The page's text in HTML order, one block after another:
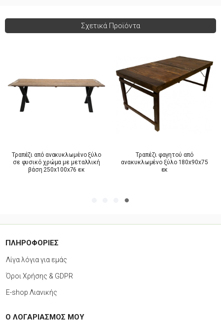
Σχετικά Προϊόντα
Τραπέζι από ανακυκλωμένο ξύλο
σε φυσικό χρώμα με μεταλλική
βάση 250x100x76 εκ
Τραπέζι φαγητού από
ανακυκλωμένο ξύλο 180x90x75
εκ
ΠΛΗΡΟΦΟΡΙΕΣ
Λίγα λόγια για εμάς
Όροι Χρήσης & GDPR
E-shop Λιανικής
Ο ΛΟΓΑΡΙΑΣΜΟΣ ΜΟΥ